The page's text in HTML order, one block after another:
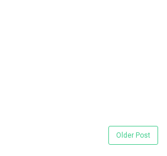
Older Post